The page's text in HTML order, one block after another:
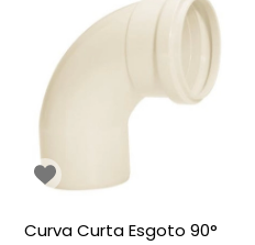
Curva Curta Esgoto 90°